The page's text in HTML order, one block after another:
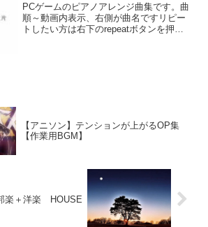
PCゲームのピアノアレンジ曲集です。曲
順～動画内表示、右側が曲名ですリピー
トしたい方は右下のrepeatボタンを押し
【アニソン】テンションが上がるOP集
【作業用BGM】
楽＋洋楽 HOUSE